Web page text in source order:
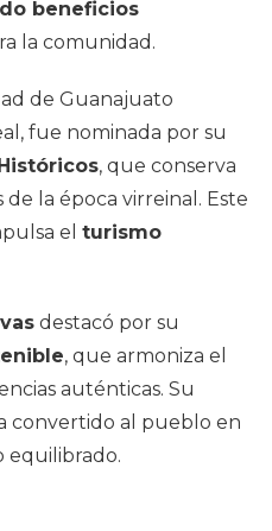
beneficios
la comunidad.
de Guanajuato
fue nominada por su
, que conserva
de la época virreinal. Este
el turismo
destacó por su
, que armoniza el
auténticas. Su
convertido al pueblo en
equilibrado.